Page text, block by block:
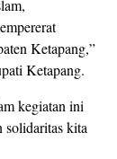
Ketapang,”
Ketapang.
kegiatan ini
solidaritas kita